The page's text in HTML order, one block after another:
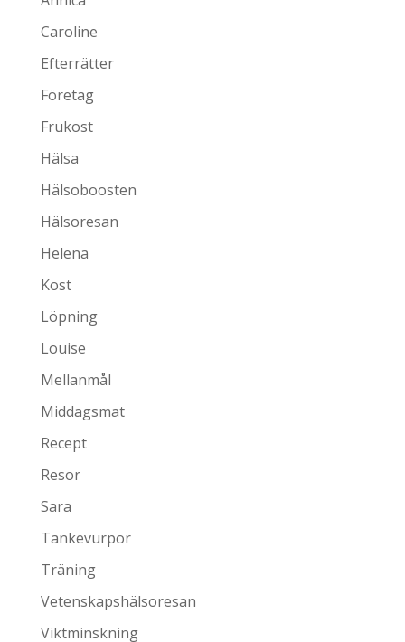
Caroline
Efterrätter
Företag
Frukost
Hälsa
Hälsoboosten
Hälsoresan
Helena
Kost
Löpning
Louise
Mellanmål
Middagsmat
Recept
Resor
Sara
Tankevurpor
Träning
Vetenskapshälsoresan
Viktminskning